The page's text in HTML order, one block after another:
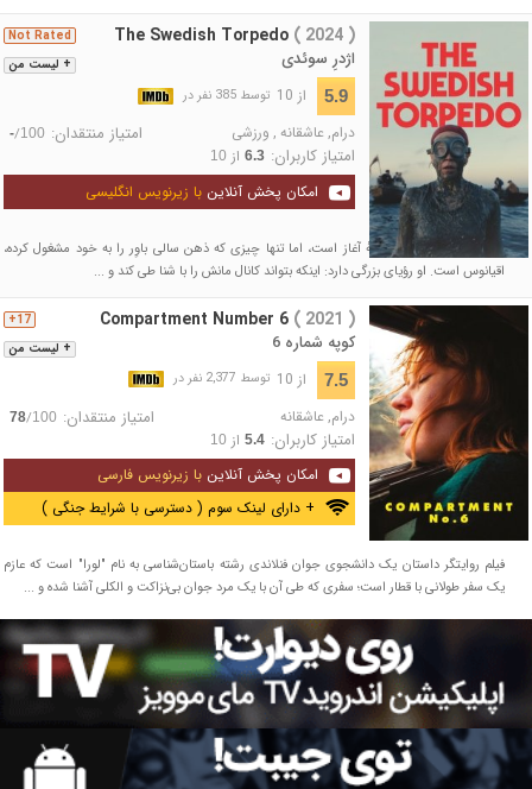
+ لیست من
Not Rated The Swedish Torpedo ( 2024 )
اژدرِ سوئدی
5.9 از 10 توسط 385 نفر در
درام,عاشقانه , ورزشی امتیاز منتقدان: -/100
امتیاز کاربران: 6.3از 10
امکان پخش آنلاین با زیرنویس انگلیسی
جنگ جهانی دوم در آستانهٔ آغاز است، اما تنها چیزی که ذهن سالی باوِر را به خود مشغول کرده،
اقیانوس است. او رؤیای بزرگی دارد: اینکه بتواند کانال مانش را با شنا طی کند و ...
+ لیست من
17+ Compartment Number 6 ( 2021 )
کوپه شماره 6
7.5 از 10 توسط 2,377 نفر در
درام, عاشقانه امتیاز منتقدان: 78/100
امتیاز کاربران: 5.4از 10
امکان پخش آنلاین با زیرنویس فارسی
+ دارای لینک سوم ( دسترسی با شرایط جنگی )
فیلم روایتگر داستان یک دانشجوی جوان فنلاندی رشته باستان‌شناسی به نام "لورا" است که عازم
یک سفر طولانی با قطار است؛ سفری که طی آن با یک مرد جوان بی‌نزاکت و الکلی آشنا شده و ...